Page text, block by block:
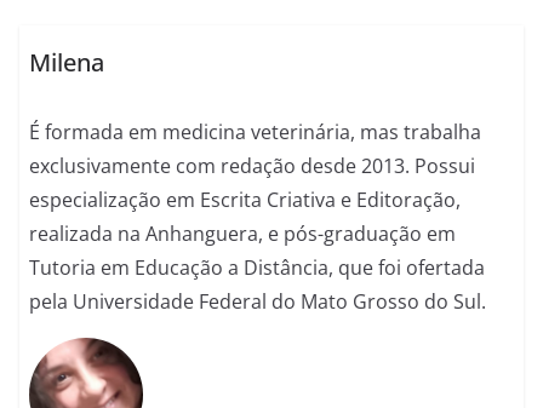
Milena
É formada em medicina veterinária, mas trabalha
exclusivamente com redação desde 2013. Possui
especialização em Escrita Criativa e Editoração,
realizada na Anhanguera, e pós-graduação em
Tutoria em Educação a Distância, que foi ofertada
pela Universidade Federal do Mato Grosso do Sul.